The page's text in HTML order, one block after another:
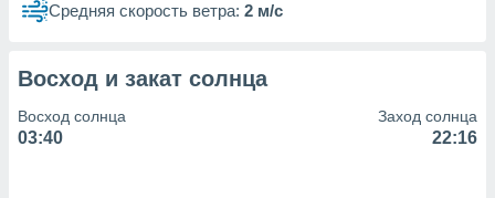
рекламы
сведения
Средняя скорость ветра: 2 м/с
Восход и закат солнца
Восход солнца
03:40
Заход солнца
22:16